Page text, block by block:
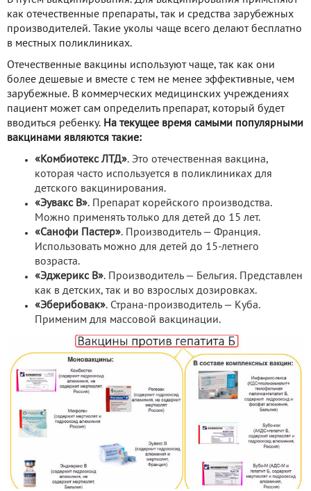
как отечественные препараты, так и средства зарубежных
производителей. Такие уколы чаще всего делают бесплатно
в местных поликлиниках.
Отечественные вакцины используют чаще, так как они
более дешевые и вместе с тем не менее эффективные, чем
зарубежные. В коммерческих медицинских учреждениях
пациент может сам определить препарат, который будет
вводиться ребенку. На текущее время самыми популярными
вакцинами являются такие:
«Комбиотекс ЛТД». Это отечественная вакцина,
которая часто используется в поликлиниках для
детского вакцинирования.
«Эувакс В». Препарат корейского производства.
Можно применять только для детей до 15 лет.
«Санофи Пастер». Производитель — Франция.
Использовать можно для детей до 15-летнего
возраста.
«Эджерикс В». Производитель — Бельгия. Представлен
как в детских, так и во взрослых дозировках.
«Эберибовак». Страна-производитель — Куба.
Применим для массовой вакцинации.